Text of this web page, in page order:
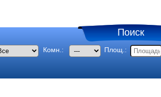
Поиск
Комн.: Площ.: